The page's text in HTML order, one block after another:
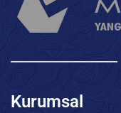
Kurumsal